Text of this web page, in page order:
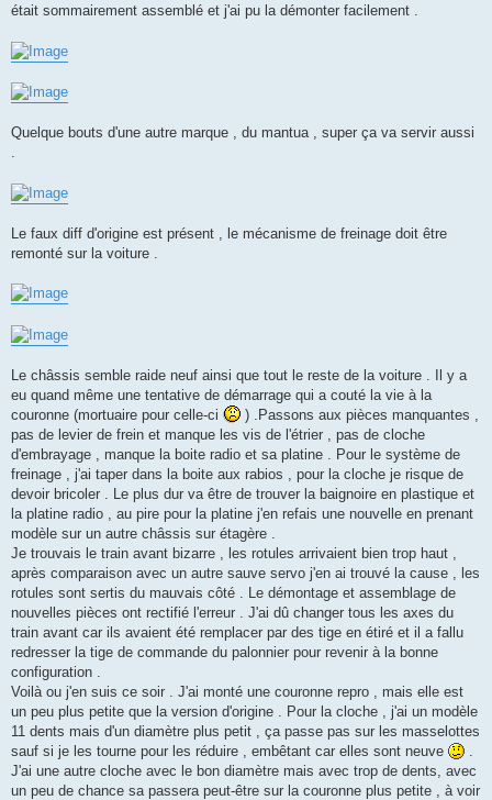
était sommairement assemblé et j'ai pu la démonter facilement .
Quelque bouts d'une autre marque , du mantua , super ça va servir aussi
.
Le faux diff d'origine est présent , le mécanisme de freinage doit être
remonté sur la voiture .
Le châssis semble raide neuf ainsi que tout le reste de la voiture . Il y a
eu quand même une tentative de démarrage qui a couté la vie à la
couronne (mortuaire pour celle-ci
) .Passons aux pièces manquantes ,
pas de levier de frein et manque les vis de l'étrier , pas de cloche
d'embrayage , manque la boite radio et sa platine . Pour le système de
freinage , j'ai taper dans la boite aux rabios , pour la cloche je risque de
devoir bricoler . Le plus dur va être de trouver la baignoire en plastique et
la platine radio , au pire pour la platine j'en refais une nouvelle en prenant
modèle sur un autre châssis sur étagère .
Je trouvais le train avant bizarre , les rotules arrivaient bien trop haut ,
après comparaison avec un autre sauve servo j'en ai trouvé la cause , les
rotules sont sertis du mauvais côté . Le démontage et assemblage de
nouvelles pièces ont rectifié l'erreur . J'ai dû changer tous les axes du
train avant car ils avaient été remplacer par des tige en étiré et il a fallu
redresser la tige de commande du palonnier pour revenir à la bonne
configuration .
Voilà ou j'en suis ce soir . J'ai monté une couronne repro , mais elle est
un peu plus petite que la version d'origine . Pour la cloche , j'ai un modèle
11 dents mais d'un diamètre plus petit , ça passe pas sur les masselottes
sauf si je les tourne pour les réduire , embêtant car elles sont neuve
J'ai une autre cloche avec le bon diamètre mais avec trop de dents, avec
un peu de chance sa passera peut-être sur la couronne plus petite , à voir